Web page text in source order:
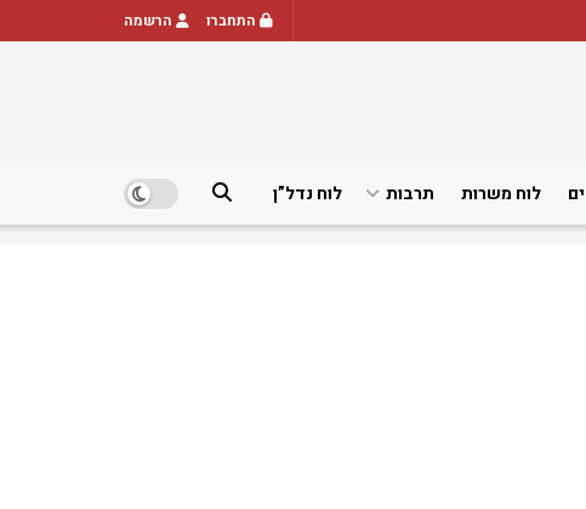
התחברו הרשמה
לוח משרות תרבות לוח נדל”ן